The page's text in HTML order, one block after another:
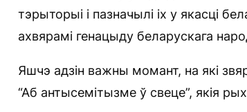
тэрыторыі і пазначылі іх у якасці
ахвярамі генацыду беларускага
Яшчэ адзін важны момант, на які
“Аб антысемітызме ў свеце”, якія